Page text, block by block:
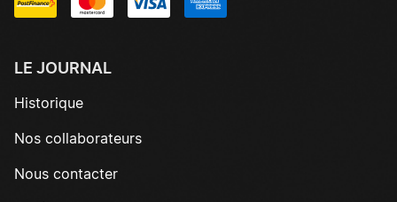
LE JOURNAL
Historique
Nos collaborateurs
Nous contacter